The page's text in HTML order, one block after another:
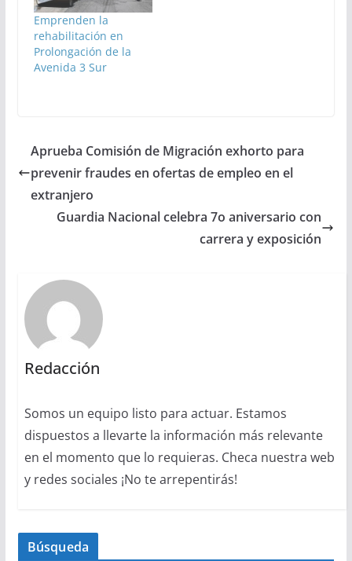
Emprenden la
rehabilitación en
Prolongación de la
Avenida 3 Sur
Aprueba Comisión de Migración exhorto para
prevenir fraudes en ofertas de empleo en el
extranjero
Guardia Nacional celebra 7o aniversario con
carrera y exposición
Redacción
Somos un equipo listo para actuar. Estamos
dispuestos a llevarte la información más relevante
en el momento que lo requieras. Checa nuestra web
y redes sociales ¡No te arrepentirás!
Búsqueda